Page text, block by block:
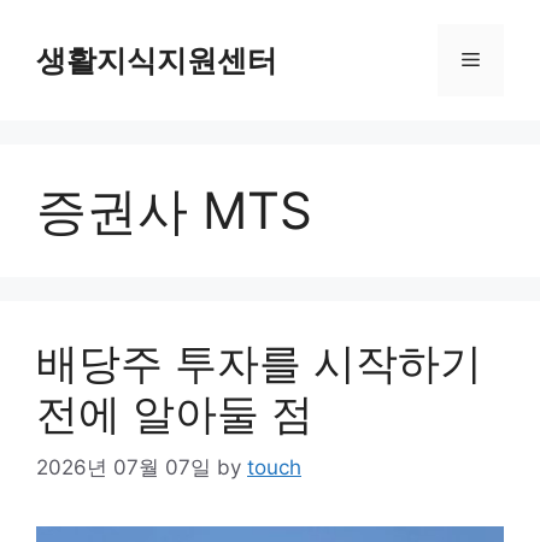
content생활지식지원센터 Menu
증권사 MTS
배당주 투자를 시작하기
전에 알아둘 점
2026년 07월 07일 by touch